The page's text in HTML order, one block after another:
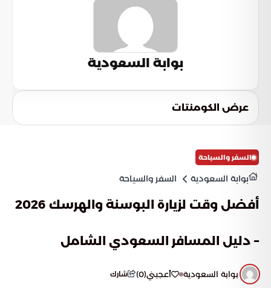
بوابة السعودية
عرض الكومنتات
السفر والسياحة
بوابة السعودية السفر والسياحة
أفضل وقت لزيارة البوسنة والهرسك 2026
– دليل المسافر السعودي الشامل
بوابة السعودية أعجبني(
0
) شارك